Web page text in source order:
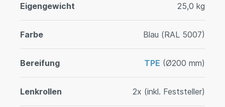
Eigengewicht 25,0 kg
Farbe Blau (RAL 5007)
Bereifung TPE (Ø200 mm)
Lenkrollen 2x (inkl. Feststeller)